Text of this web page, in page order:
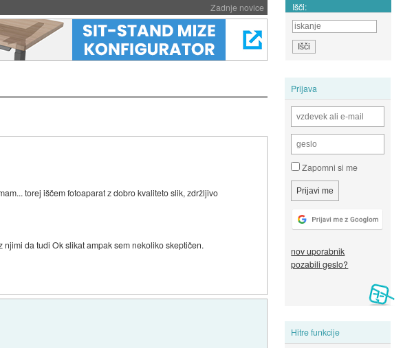
Zadnje novice Išči:
Prijava
Zapomni si me
nov uporabnik
pozabili geslo?
Hitre funkcije
torej iščem fotoaparat z dobro kvaliteto slik, zdržljivo
da tudi Ok slikat ampak sem nekoliko skeptičen.